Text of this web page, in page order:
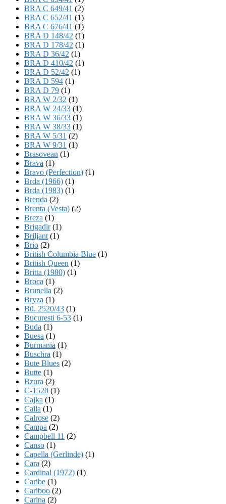
BRA C 649/41 (2)
BRA C 652/41 (1)
BRA C 676/41 (1)
BRA D 148/42 (1)
BRA D 178/42 (1)
BRA D 36/42 (1)
BRA D 410/42 (1)
BRA D 52/42 (1)
BRA D 594 (1)
BRA D 79 (1)
BRA W 2/32 (1)
BRA W 24/33 (1)
BRA W 36/33 (1)
BRA W 38/33 (1)
BRA W 5/31 (2)
BRA W 9/31 (1)
Brasovean (1)
Brava (1)
Bravo (Perfection) (1)
Brda (1966) (1)
Brda (1983) (1)
Brenda (2)
Brenta (Vesta) (2)
Breza (1)
Brigadir(1)
Briljant (1)
Brio (2)
British Columbia Blue (1)
British Queen (1)
Britta (1980) (1)
Broca (1)
Brunella (2)
Bryza (1)
Bü. 2520/43 (1)
Bucuresti 6-53 (1)
Buda (1)
Buesa (1)
Burmania (1)
Buschra (1)
Bute Blues (2)
Butte (1)
Bzura (2)
C-1520 (1)
Cajka (1)
Calla (1)
Calrose (2)
Campa (2)
Campbell 11 (2)
Canso (1)
Capella (Gerlinde) (1)
Cara (2)
Cardinal (1972) (1)
Caribe (1)
Cariboo (2)
Carina (2)